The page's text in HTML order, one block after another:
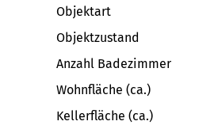
Objektart
Objektzustand
Anzahl Badezimmer
Wohnfläche (ca.)
Kellerfläche (ca.)